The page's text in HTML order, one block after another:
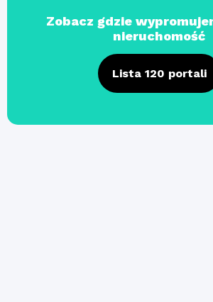
Zobacz gdzie
nieruchomość
Lista 120 portali